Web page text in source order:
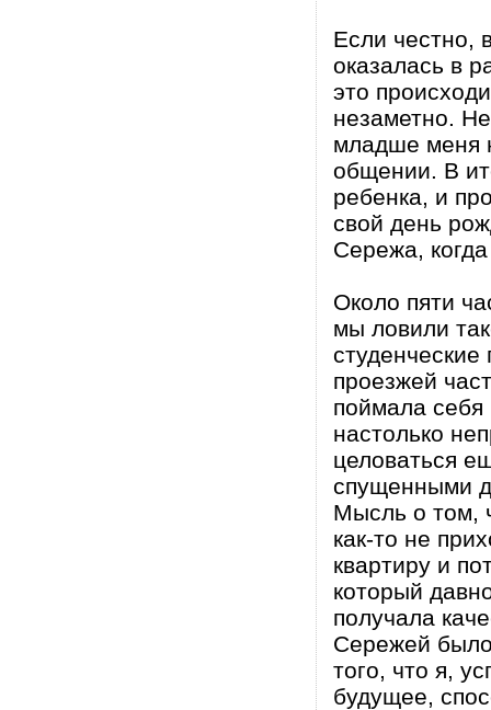
Если честно,
оказалась в
это
незаметно.
младше меня
общении. В
ребенка, и
свой день
Сережа,
Около пяти
мы ловили
проезжей
поймала
настолько
целоваться
спущенными
Мысль о том,
как-то не
квартиру и
который
получала
Сережей
того, что я,
будущее,